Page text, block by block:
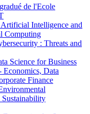
de l'Ecole
Intelligence and
Computing
: Threats and
Science for Business
Data
Finance